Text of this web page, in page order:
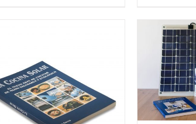
AÑADIR AL CARRITO
DETALLES